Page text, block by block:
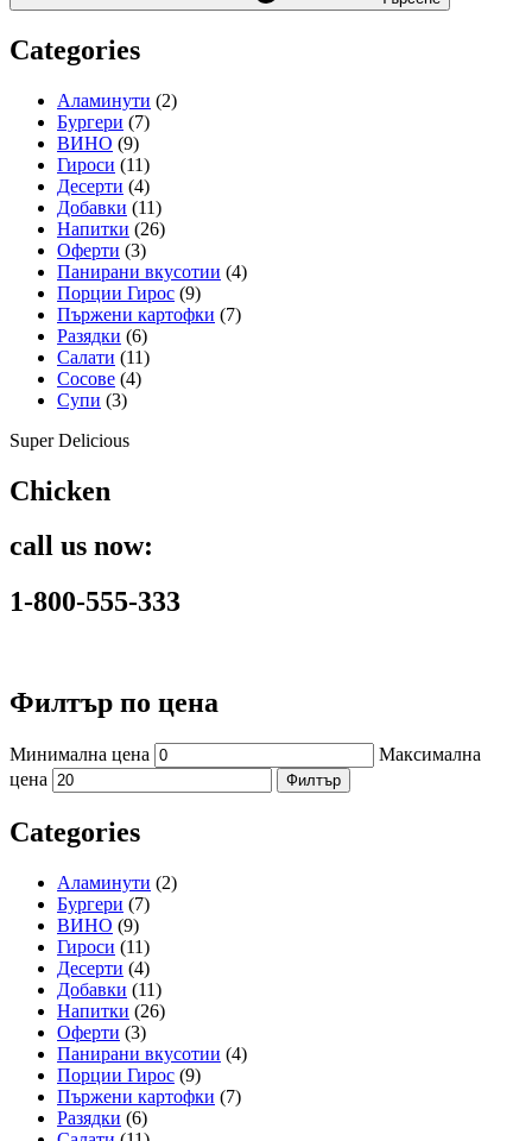
Categories
Аламинути (2)
Бургери (7)
ВИНО (9)
Гироси (11)
Десерти (4)
Добавки (11)
Напитки (26)
Оферти (3)
Панирани вкусотии (4)
Порции Гирос (9)
Пържени картофки (7)
Разядки (6)
Салати (11)
Сосове (4)
Супи (3)
Super Delicious
Chicken
call us now:
1-800-555-333
Филтър по цена
Минимална цена
Максимална
цена
Филтър
Categories
Аламинути (2)
Бургери (7)
ВИНО (9)
Гироси (11)
Десерти (4)
Добавки (11)
Напитки (26)
Оферти (3)
Панирани вкусотии (4)
Порции Гирос (9)
Пържени картофки (7)
Разядки (6)